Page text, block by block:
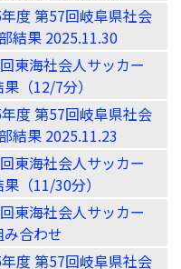
度 第57回岐阜県社会
結果 2025.11.30
東海社会人サッカー
（12/7分）
度 第57回岐阜県社会
結果 2025.11.23
東海社会人サッカー
（11/30分）
東海社会人サッカー
み合わせ
度 第57回岐阜県社会